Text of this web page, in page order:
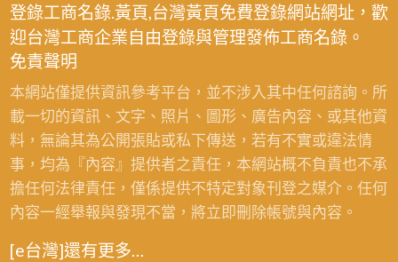
登錄工商名錄.黃頁,台灣黃頁免費登錄網站網址，歡
迎台灣工商企業自由登錄與管理發佈工商名錄。
免責聲明
本網站僅提供資訊參考平台，並不涉入其中任何諮詢。所
載一切的資訊、文字、照片、圖形、廣告內容、或其他資
料，無論其為公開張貼或私下傳送，若有不實或違法情
事，均為『內容』提供者之責任，本網站概不負責也不承
擔任何法律責任，僅係提供不特定對象刊登之媒介。任何
內容一經舉報與發現不當，將立即刪除帳號與內容。
[e台灣]還有更多…